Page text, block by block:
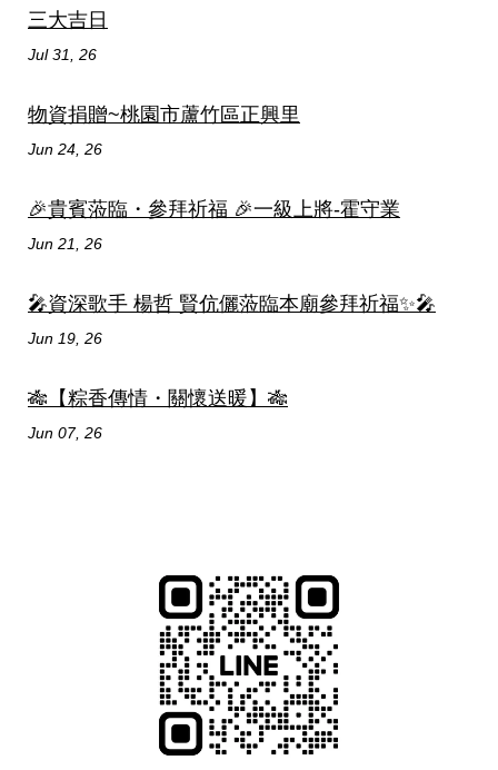
三大吉日
Jul 31, 26
物資捐贈~桃園市蘆竹區正興里
Jun 24, 26
🎉貴賓蒞臨・參拜祈福 🎉一級上將-霍守業
Jun 21, 26
🎤資深歌手 楊哲 賢伉儷蒞臨本廟參拜祈福✨🎤
Jun 19, 26
🎋【粽香傳情・關懷送暖】🎋
Jun 07, 26